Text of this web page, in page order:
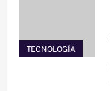
TECNOLOGÍA